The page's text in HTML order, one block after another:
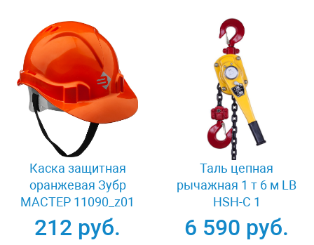
Каска защитная
оранжевая Зубр
МАСТЕР 11090_z01
212 руб.
Таль цепная
рычажная 1 т 6 м LB
HSH-C 1
6 590 руб.